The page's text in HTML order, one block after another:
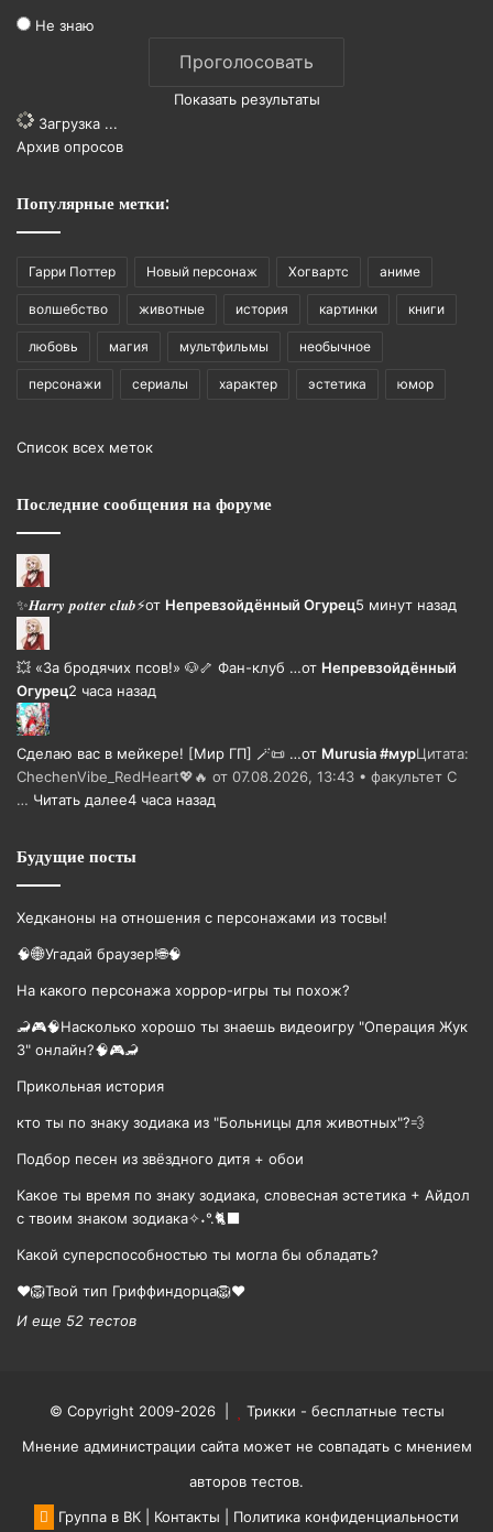
Не знаю
Показать результаты
Загрузка ...
Архив опросов
Популярные метки:
Гарри Поттер Новый персонаж Хогвартс аниме
волшебство животные история картинки книги
любовь магия мультфильмы необычное
персонажи сериалы характер эстетика юмор
Список всех меток
Последние сообщения на форуме
✨𝑯𝒂𝒓𝒓𝒚 𝒑𝒐𝒕𝒕𝒆𝒓 𝒄𝒍𝒖𝒃⚡от Непревзойдëнный Огурец5 минут назад
💥 «За бродячих псов!» 🐶🦴 Фан-клуб …от Непревзойдëнный
Огурец2 часа назад
Сделаю вас в мейкере! [Мир ГП] 🪄📜 …от Murusia #мурЦитата:
ChechenVibe_RedHeart💖🔥 от 07.08.2026, 13:43 • факультет С
… Читать далее4 часа назад
Будущие посты
Хедканоны на отношения с персонажами из тосвы!
🧠🌐Угадай браузер!🌐🧠
На какого персонажа хоррор-игры ты похож?
🦂🎮🧠Насколько хорошо ты знаешь видеоигру "Операция Жук
3" онлайн?🧠🎮🦂
Прикольная история
кто ты по знаку зодиака из "Больницы для животных"?💨
Подбор песен из звёздного дитя + обои
Какое ты время по знаку зодиака, словесная эстетика + Айдол
с твоим знаком зодиака✧˖°.🐈‍⬛
Какой суперспособностью ты могла бы обладать?
❤️🦁Твой тип Гриффиндорца🦁❤️
И еще 52 тестов
© Copyright 2009-2026 |
Трикки - бесплатные тесты
Мнение администрации сайта может не совпадать с мнением
авторов тестов.
Группа в ВК
Контакты Политика конфиденциальности